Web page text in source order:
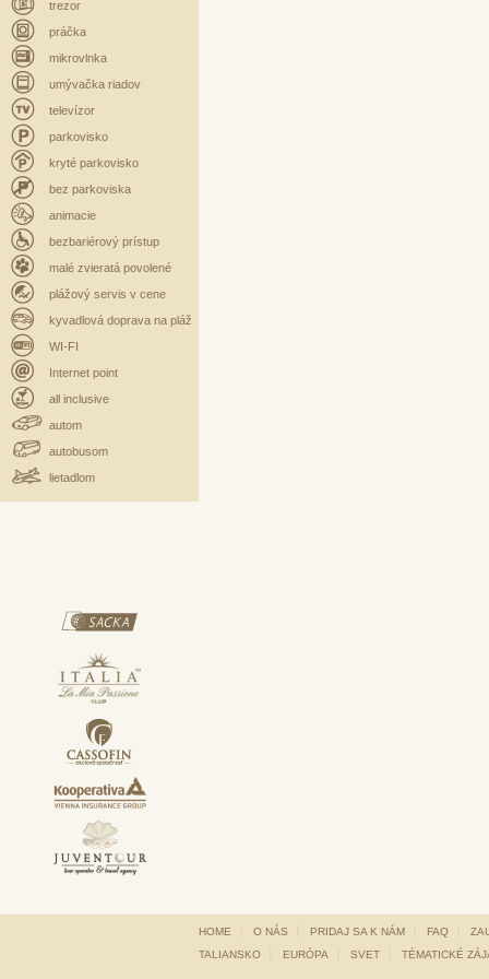
trezor
práčka
mikrovlnka
umývačka riadov
televízor
parkovisko
kryté parkovisko
bez parkoviska
animacie
bezbariérový prístup
malé zvieratá povolené
plážový servis v cene
kyvadlová doprava na pláž
WI-FI
Internet point
all inclusive
autom
autobusom
lietadlom
HOME O NÁS PRIDAJ SA K NÁM FAQ
TALIANSKO
EURÓPA SVET TÉMATICKÉ